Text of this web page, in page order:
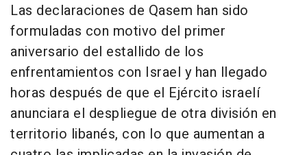
Las declaraciones de Qasem han sido
formuladas con motivo del primer
aniversario del estallido de los
enfrentamientos con Israel y han llegado
horas después de que el Ejército israelí
anunciara el despliegue de otra división en
territorio libanés, con lo que aumentan a